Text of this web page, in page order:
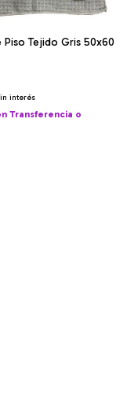
Piso Tejido Gris 50x60
interés
Transferencia o